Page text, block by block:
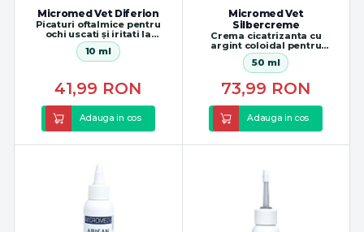
Micromed Vet Diferion
Picaturi oftalmice pentru
ochi uscati și iritati la
animale
10 ml
41,99 RON
Adauga in cos
Micromed Vet
Silbercreme
Crema cicatrizanta cu
argint coloidal pentru
regenerarea pielii
50 ml
73,99 RON
Adauga in cos